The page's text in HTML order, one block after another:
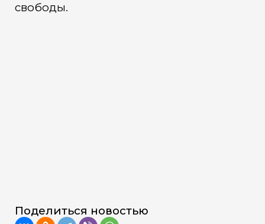
свободы.
Поделиться новостью